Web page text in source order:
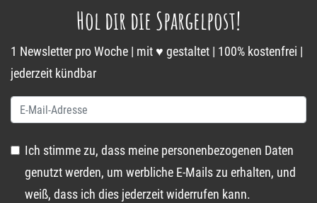
Hol dir die Spargelpost!
1 Newsletter pro Woche | mit ♥ gestaltet | 100% kostenfrei |
jederzeit kündbar
Ich stimme zu, dass meine personenbezogenen Daten
genutzt werden, um werbliche E-Mails zu erhalten, und
weiß, dass ich dies jederzeit widerrufen kann.